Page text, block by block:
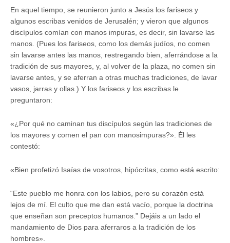
En aquel tiempo, se reunieron junto a Jesús los fariseos y
algunos escribas venidos de Jerusalén; y vieron que algunos
discípulos comían con manos impuras, es decir, sin lavarse las
manos. (Pues los fariseos, como los demás judíos, no comen
sin lavarse antes las manos, restregando bien, aferrándose a la
tradición de sus mayores, y, al volver de la plaza, no comen sin
lavarse antes, y se aferran a otras muchas tradiciones, de lavar
vasos, jarras y ollas.) Y los fariseos y los escribas le
preguntaron:
«¿Por qué no caminan tus discípulos según las tradiciones de
los mayores y comen el pan con manosimpuras?». Él les
contestó:
«Bien profetizó Isaías de vosotros, hipócritas, como está escrito:
“Este pueblo me honra con los labios, pero su corazón está
lejos de mí. El culto que me dan está vacío, porque la doctrina
que enseñan son preceptos humanos.” Dejáis a un lado el
mandamiento de Dios para aferraros a la tradición de los
hombres».